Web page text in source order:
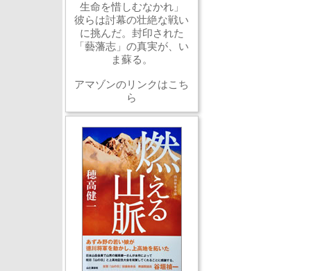
生命を惜しむなかれ」
彼らは討幕の壮絶な戦い
に挑んだ。封印された
「藝藩志」の真実が、い
ま蘇る。
アマゾンのリンクはこち
ら